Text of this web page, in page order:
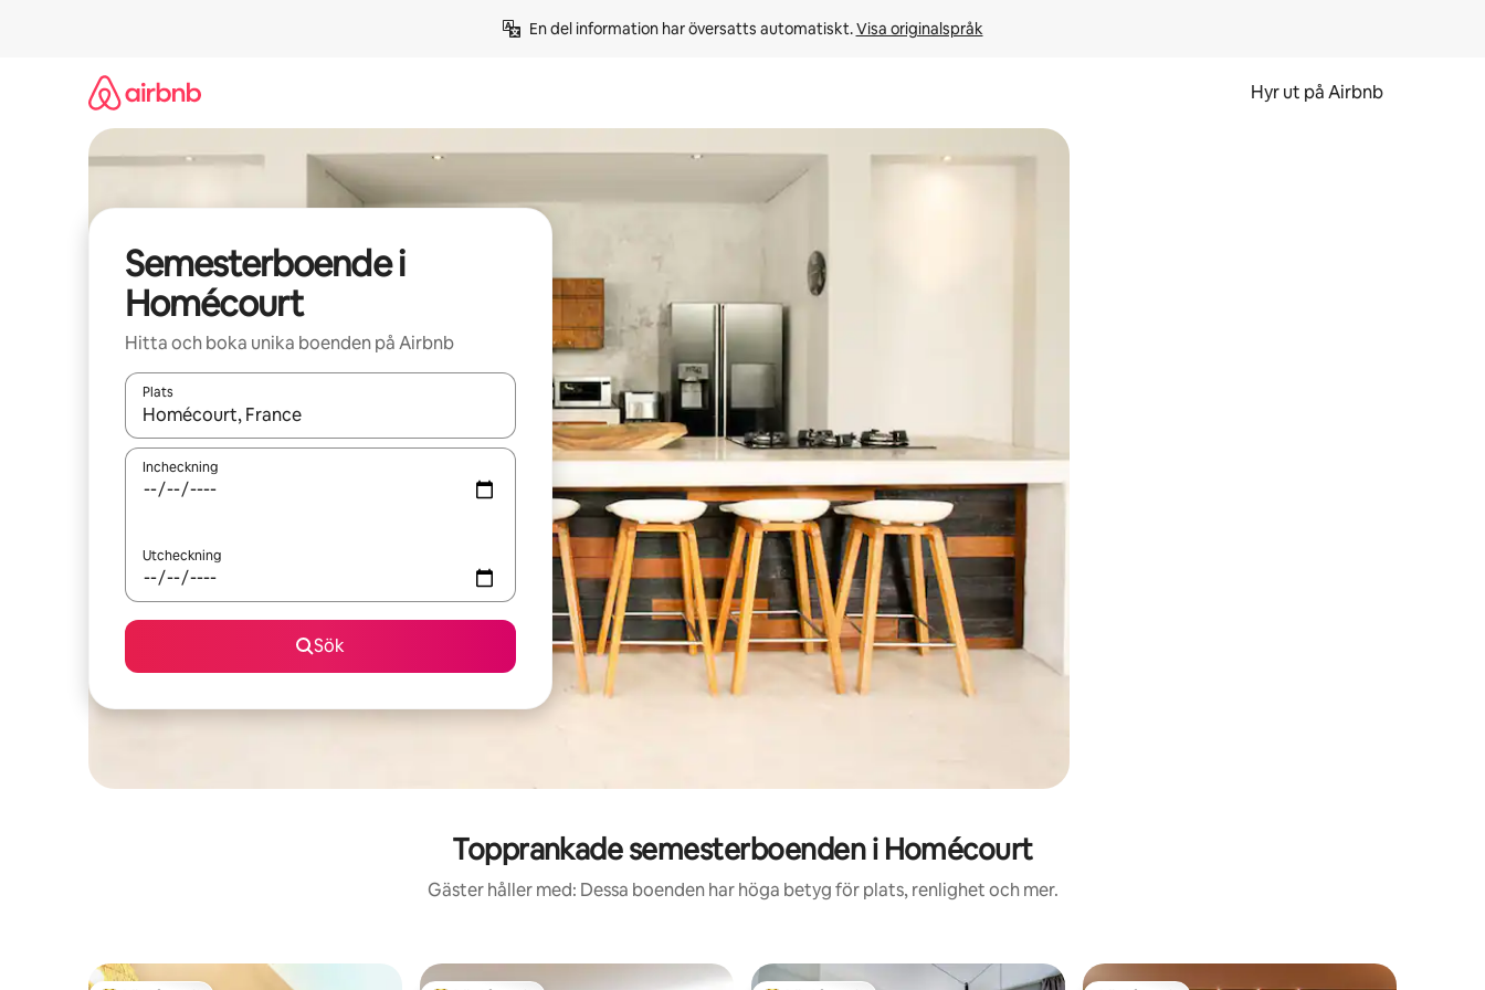
En del information har översatts automatiskt. Visa originalspråk
Hyr ut på Airbnb
Semesterboende i
Homécourt
Hitta och boka unika boenden på Airbnb
Plats
När resultaten är tillgängliga kan du navigera med upp- och nedåtpilarna eller utforska genom att trycka eller svepa.
Incheckning
Utcheckning
Sök
Topprankade semesterboenden i Homécourt
Gäster håller med: Dessa boenden har höga betyg för plats, renlighet och mer.